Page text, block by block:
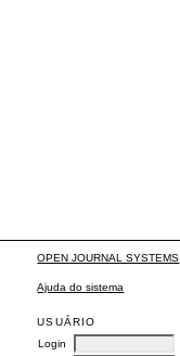
OPEN JOURNAL SYSTEMS
Ajuda do sistema
USUÁRIO
Login